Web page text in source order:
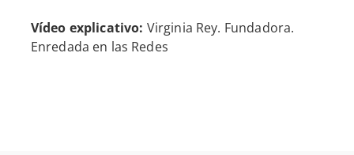
Vídeo explicativo: Virginia Rey. Fundadora.
Enredada en las Redes